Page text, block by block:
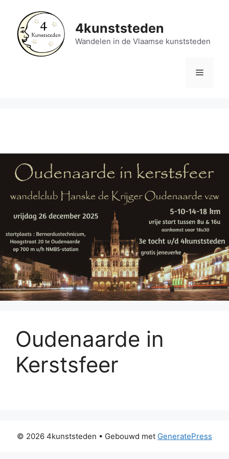
inhoud
4kunststeden
Wandelen in de Vlaamse kunststeden
Menu
Oudenaarde in
Kerstsfeer
© 2026 4kunststeden • Gebouwd met GeneratePress